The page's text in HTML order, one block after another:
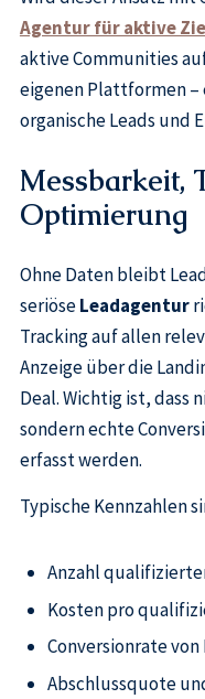
Agentur für aktive
aktive Communities
eigenen Plattformen
organische Leads und
Messbarkeit,
Optimierung
Ohne Daten bleibt
seriöseLeadagentur
Tracking auf allen
Anzeige über die
Deal. Wichtig ist, dass
sondern echte
erfasst werden.
Typische Kennzahlen
Anzahl
Kosten pro
Conversionrate
Abschlussquote